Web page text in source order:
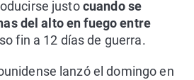
justocuando se
del alto en fuego entre
fin a 12 días de guerra.
lanzó el domingo en